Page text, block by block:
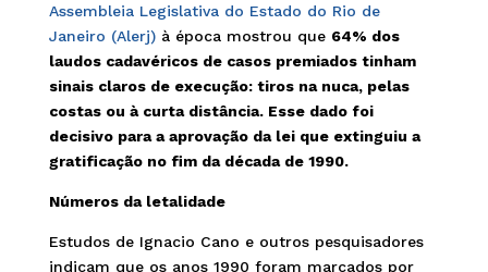
Assembleia Legislativa do Estado do Rio de
Janeiro (Alerj)à época mostrou que 64% dos
laudos cadavéricos de casos premiados tinham
sinais claros de execução: tiros na nuca, pelas
costas ou à curta distância. Esse dado foi
decisivo para a aprovação da lei que extinguiu a
gratificação no fim da década de 1990.
Números da letalidade
Estudos de Ignacio Cano e outros pesquisadores
indicam que os anos 1990 foram marcados por